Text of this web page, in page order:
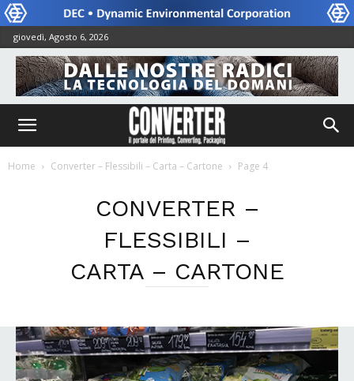
giovedì, Agosto 6, 2026
Home Converter – Flessibili – Carta – Cartone Page 4
CONVERTER –
FLESSIBILI –
CARTA – CARTONE